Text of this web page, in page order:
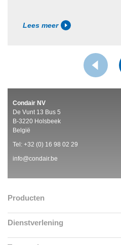
Lees meer
Condair NV
De Vunt 13 Bus 5
B-3220 Holsbeek
België
Tel: +32 (0) 16 98 02 29
info@condair.be
Producten
Dienstverlening